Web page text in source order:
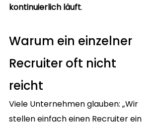
kontinuierlich läuft.
Warum ein einzelner
Recruiter oft nicht
reicht
Viele Unternehmen glauben: „Wir
stellen einfach einen Recruiter ein